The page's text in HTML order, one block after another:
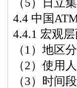
4.4 中国
4.4.1 宏观
（1）地区
（2）使用
（3）时间